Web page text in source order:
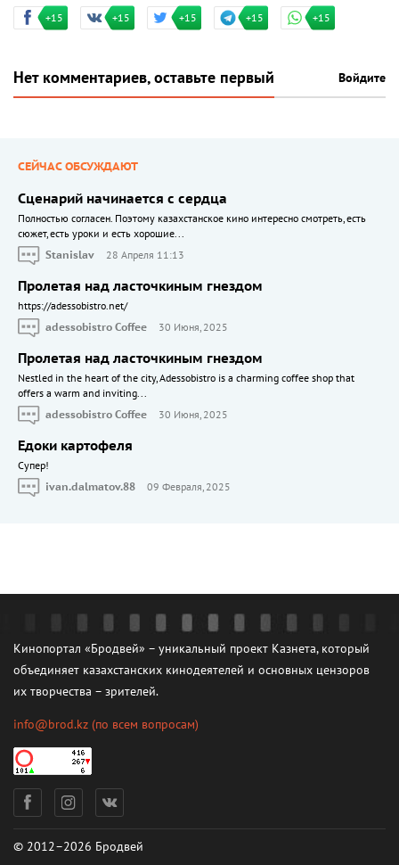
+15 +15 +15 +15 +15
Нет комментариев, оставьте первый Войдите
СЕЙЧАС ОБСУЖДАЮТ
Сценарий начинается с сердца
Полностью согласен. Поэтому казахстанское кино интересно смотреть, есть
сюжет, есть уроки и есть хорошие...
Stanislav
28 Апреля 11:13
Пролетая над ласточкиным гнездом
https://adessobistro.net/
adessobistro Coffee
30 Июня, 2025
Пролетая над ласточкиным гнездом
Nestled in the heart of the city, Adessobistro is a charming coffee shop that
offers a warm and inviting...
adessobistro Coffee
30 Июня, 2025
Едоки картофеля
Cупер!
ivan.dalmatov.88
09 Февраля, 2025
Кинопортал «Бродвей» – уникальный проект Казнета, который
объединяет казахстанских кинодеятелей и основных цензоров
их творчества – зрителей.
info@brod.kz (по всем вопросам)
© 2012–2026 Бродвей